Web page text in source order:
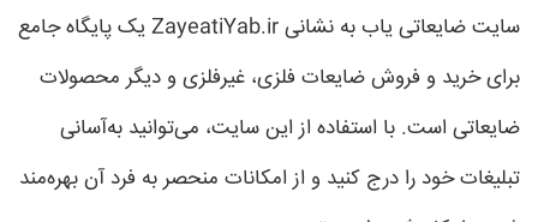
سایت ضایعاتی یاب به نشانی ZayeatiYab.ir یک پایگاه جامع
برای خرید و فروش ضایعات فلزی، غیرفلزی و دیگر محصولات
ضایعاتی است. با استفاده از این سایت، می‌توانید به‌آسانی
تبلیغات خود را درج کنید و از امکانات منحصر به فرد آن بهره‌مند